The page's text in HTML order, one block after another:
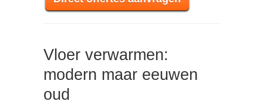
Vloer verwarmen:
modern maar eeuwen
oud